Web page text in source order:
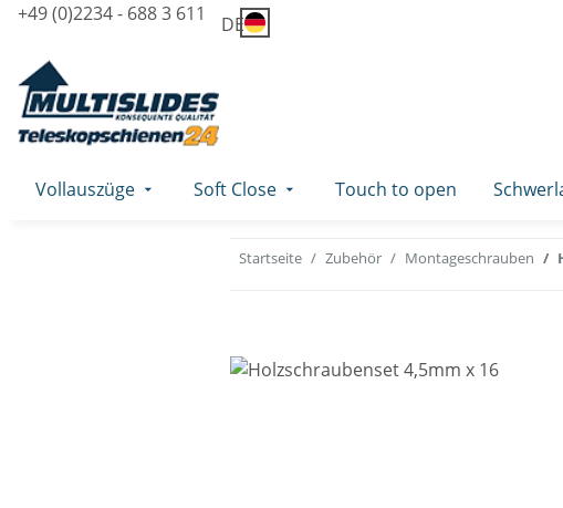
+49 (0)2234 - 688 3 611 DE
Vollauszüge Soft Close Touch to open
Startseite Zubehör Montageschrauben